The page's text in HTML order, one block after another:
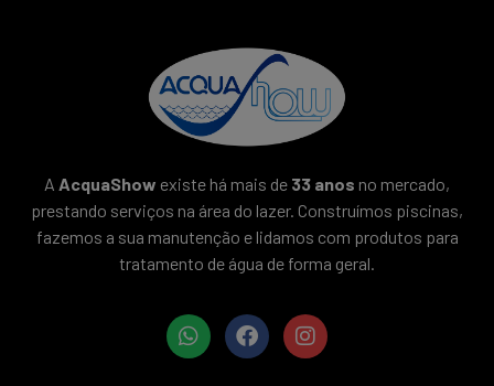
A AcquaShow existe há mais de 33 anos no mercado,
prestando serviços na área do lazer. Construímos piscinas,
fazemos a sua manutenção e lidamos com produtos para
tratamento de água de forma geral.